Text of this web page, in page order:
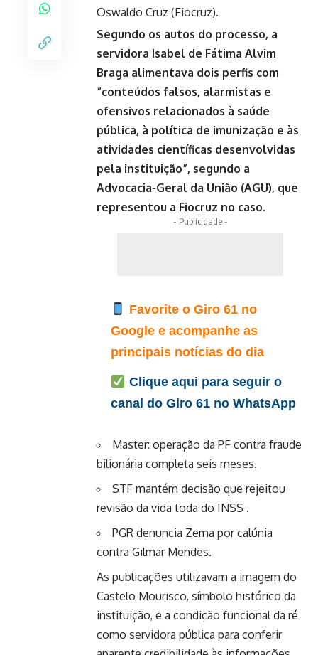
Oswaldo Cruz (Fiocruz).
Segundo os autos do processo, a
servidora Isabel de Fátima Alvim
Braga alimentava dois perfis com
“conteúdos falsos, alarmistas e
ofensivos relacionados à saúde
pública, à política de imunização e às
atividades científicas desenvolvidas
pela instituição”, segundo a
Advocacia-Geral da União (AGU), que
representou a Fiocruz no caso.
- Publicidade -
Favorite o Giro 61 no
Google e acompanhe as
principais notícias do dia
Clique aqui para seguir o
canal do Giro 61 no WhatsApp
Master: operação da PF contra fraude
bilionária completa seis meses.
STF mantém decisão que rejeitou
revisão da vida toda do INSS .
PGR denuncia Zema por calúnia
contra Gilmar Mendes.
As publicações utilizavam a imagem do
Castelo Mourisco, símbolo histórico da
instituição, e a condição funcional da ré
como servidora pública para conferir